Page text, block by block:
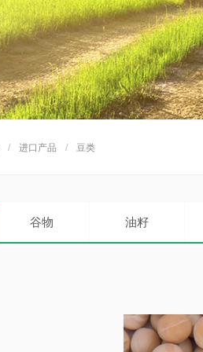
/ 进口产品 / 豆类
谷物 油籽